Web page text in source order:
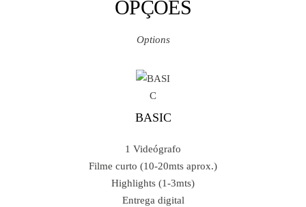
OPÇÕES
Options
BASIC
1 Videógrafo
Filme curto (10-20mts aprox.)
Highlights (1-3mts)
Entrega digital